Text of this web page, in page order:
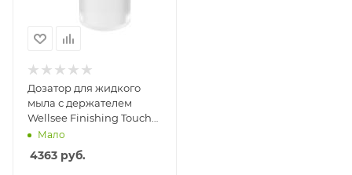
Дозатор для жидкого
мыла с держателем
Wellsee Finishing Touch
182511000
Мало
4363 руб.